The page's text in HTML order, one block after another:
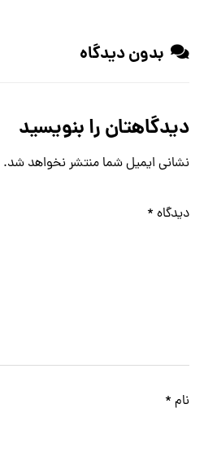
بدون دیدگاه
دیدگاهتان را بنویسید
نشانی ایمیل شما منتشر نخواهد شد.
دیدگاه *
نام *